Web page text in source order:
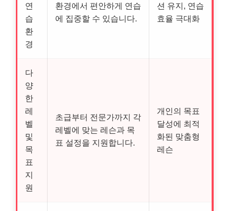
연
습
환
경
환경에서 편안하게 연습
에 집중할 수 있습니다.
션 유지, 연습
효율 극대화
다
양
한
레
벨
및
목
표
지
원
초급부터 전문가까지 각
레벨에 맞는 레슨과 목
표 설정을 지원합니다.
개인의 목표
달성에 최적
화된 맞춤형
레슨